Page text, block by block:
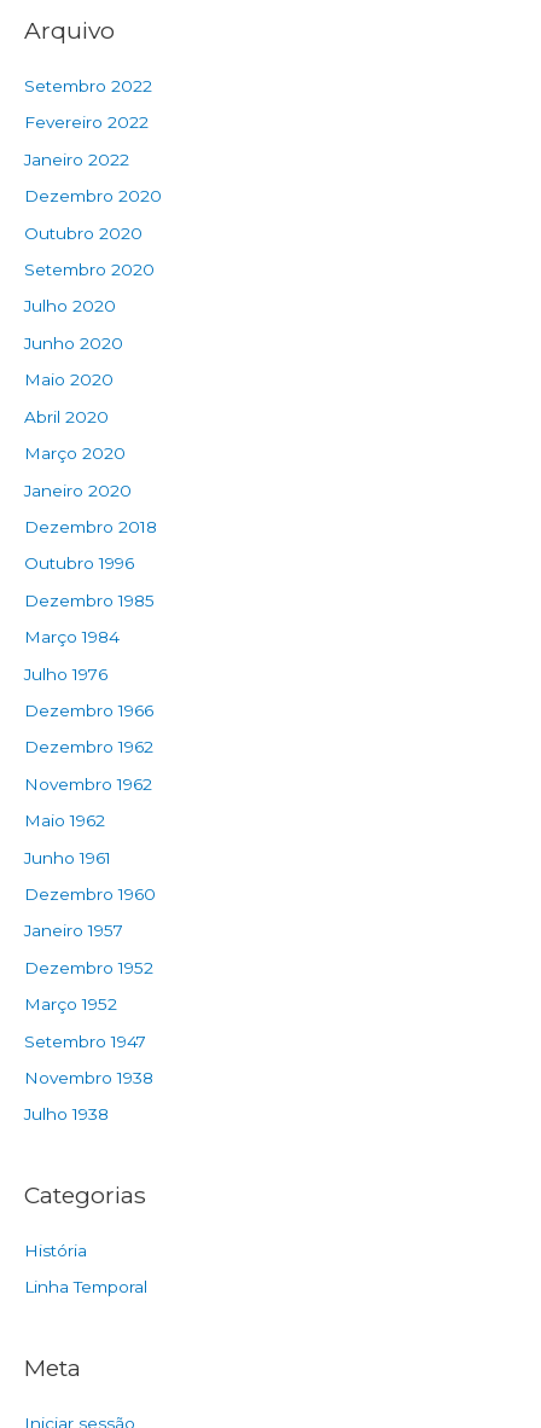
Arquivo
Setembro 2022
Fevereiro 2022
Janeiro 2022
Dezembro 2020
Outubro 2020
Setembro 2020
Julho 2020
Junho 2020
Maio 2020
Abril 2020
Março 2020
Janeiro 2020
Dezembro 2018
Outubro 1996
Dezembro 1985
Março 1984
Julho 1976
Dezembro 1966
Dezembro 1962
Novembro 1962
Maio 1962
Junho 1961
Dezembro 1960
Janeiro 1957
Dezembro 1952
Março 1952
Setembro 1947
Novembro 1938
Julho 1938
Categorias
História
Linha Temporal
Meta
Iniciar sessão